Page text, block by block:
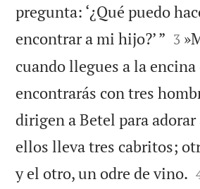
pregunta: ‘¿Qué puedo
encontrar a mi hijo?’ ” 

3
cuando llegues a la encina
encontrarás con tres
dirigen a Betel para adorar
ellos lleva tres cabritos;
y el otro, un odre de vino.